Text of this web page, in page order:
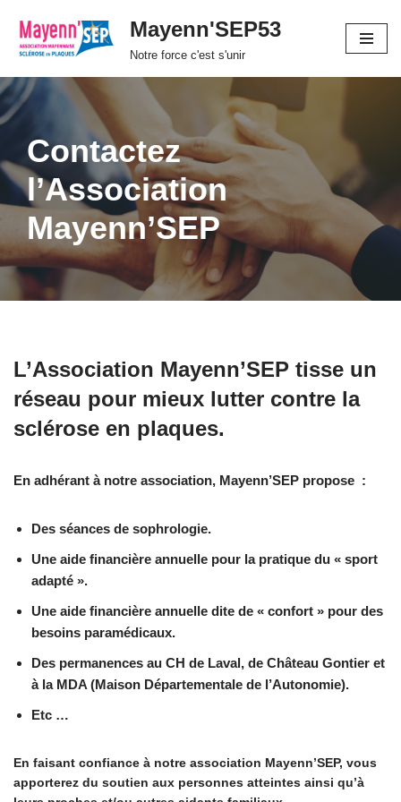
Aller
contenu
Mayenn'SEP53
Notre force c'est s'unir
Contactez
l’Association
Mayenn’SEP
L’Association Mayenn’SEP tisse un
réseau pour mieux lutter contre la
sclérose en plaques.
En adhérant à notre association, Mayenn’SEP propose :
Des séances de sophrologie.
Une aide financière annuelle pour la pratique du « sport
adapté ».
Une aide financière annuelle dite de « confort » pour des
besoins paramédicaux.
Des permanences au CH de Laval, de Château Gontier et
à la MDA (Maison Départementale de l’Autonomie).
Etc …
En faisant confiance à notre association Mayenn’SEP, vous
apporterez du soutien aux personnes atteintes ainsi qu’à